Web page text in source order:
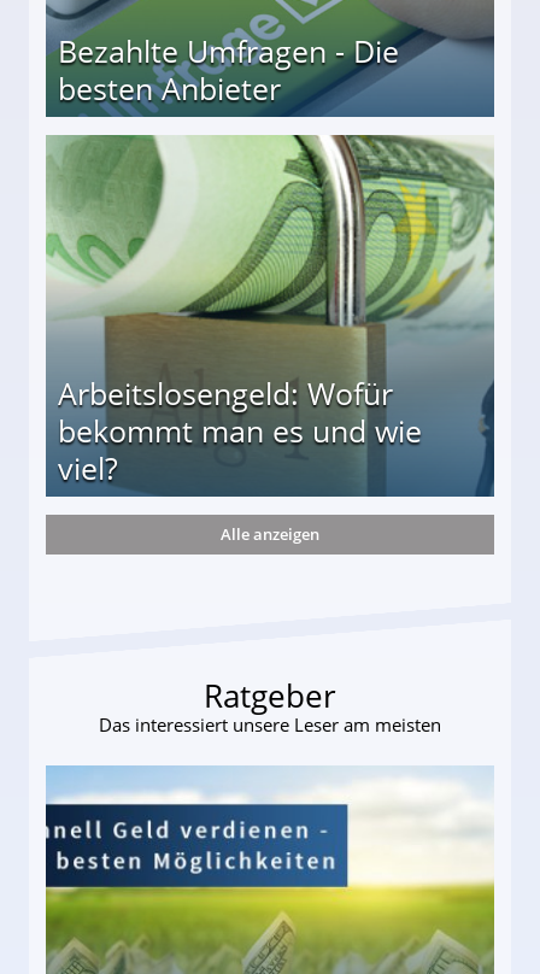
Bezahlte Umfragen - Die
besten Anbieter
Arbeitslosengeld: Wofür
bekommt man es und wie
viel?
und wie viel?
Alle anzeigen
Ratgeber
Das interessiert unsere Leser am meisten